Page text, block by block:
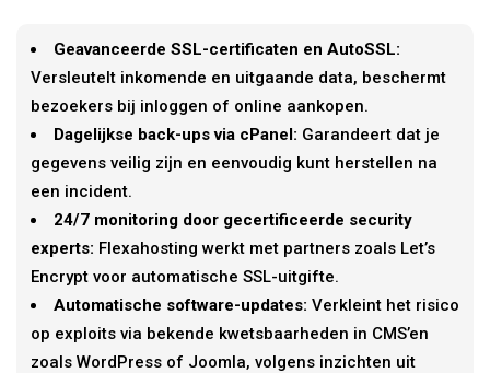
Geavanceerde SSL-certificaten en AutoSSL:
Versleutelt inkomende en uitgaande data, beschermt
bezoekers bij inloggen of online aankopen.
Dagelijkse back-ups via cPanel: Garandeert dat je
gegevens veilig zijn en eenvoudig kunt herstellen na
een incident.
24/7 monitoring door gecertificeerde security
experts: Flexahosting werkt met partners zoals Let’s
Encrypt voor automatische SSL-uitgifte.
Automatische software-updates: Verkleint het risico
op exploits via bekende kwetsbaarheden in CMS’en
zoals WordPress of Joomla, volgens inzichten uit